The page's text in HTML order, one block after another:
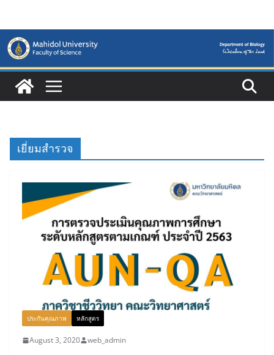
content
เยี่ยมสำรวจ
ประกันคุณภาพ หลักสูตร
August 3, 2020 web_admin